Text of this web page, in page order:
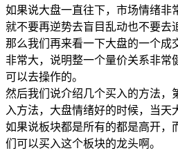
如果说大盘一直往下，市场情绪非
就不要再逆势去盲目乱动也不要去
那么我们再来看一下大盘的一个成
非常大，说明整一个量价关系非常
可以去操作的。
然后我们说介绍几个买入的方法，
入方法，大盘情绪好的时候，当天
如果说板块都是所有的都是高开，
们可以买入这个板块的龙头啊。